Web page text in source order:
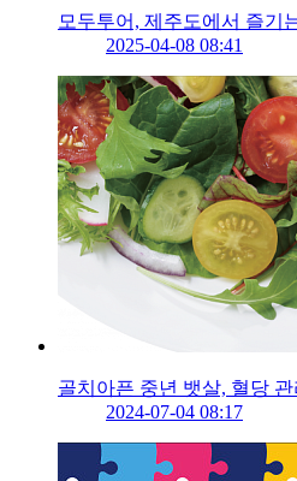
모두투어, 제주도에서 즐기
2025-04-08 08:41
골치아픈 중년 뱃살, 혈당
2024-07-04 08:17